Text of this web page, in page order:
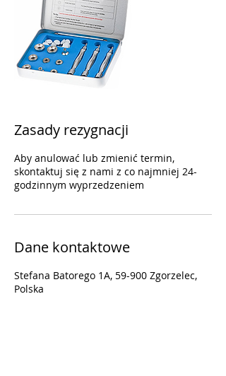
Zasady rezygnacji
Aby anulować lub zmienić termin,
skontaktuj się z nami z co najmniej 24-
godzinnym wyprzedzeniem
Dane kontaktowe
Stefana Batorego 1A, 59-900 Zgorzelec,
Polska